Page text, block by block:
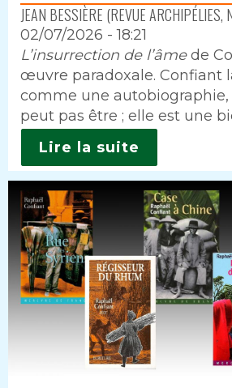
JEAN BESSIÈRE (REVUE ARCHIPÉLIES,
02/07/2026 - 18:21
Intro
L’insurrection de l’âmede
œuvre paradoxale. Confiant
comme une autobiographie,
peut pas être ; elle est une
Lire la suite